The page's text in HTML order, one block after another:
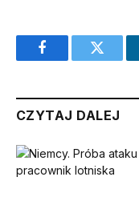
FacebookTwitter
CZYTAJ DALEJ